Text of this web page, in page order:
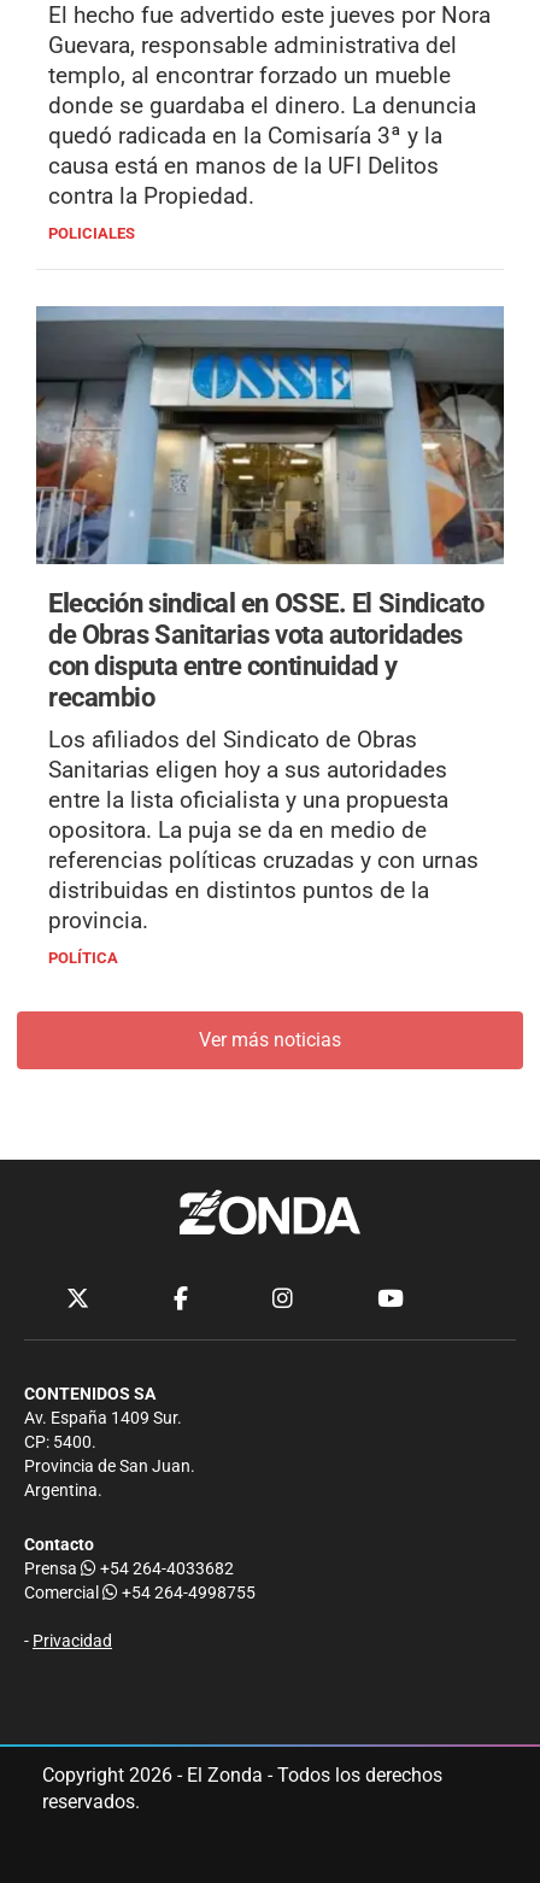
El hecho fue advertido este jueves por Nora
Guevara, responsable administrativa del
templo, al encontrar forzado un mueble
donde se guardaba el dinero. La denuncia
quedó radicada en la Comisaría 3ª y la
causa está en manos de la UFI Delitos
contra la Propiedad.
POLICIALES
Elección sindical en OSSE. El Sindicato
de Obras Sanitarias vota autoridades
con disputa entre continuidad y
recambio
Los afiliados del Sindicato de Obras
Sanitarias eligen hoy a sus autoridades
entre la lista oficialista y una propuesta
opositora. La puja se da en medio de
referencias políticas cruzadas y con urnas
distribuidas en distintos puntos de la
provincia.
POLÍTICA
Ver más noticias
CONTENIDOS SA
Av. España 1409 Sur.
CP: 5400.
Provincia de San Juan.
Argentina.
Contacto
Prensa
+54 264-4033682
Comercial
+54 264-4998755
- Privacidad
Copyright 2026 - El Zonda - Todos los derechos
reservados.